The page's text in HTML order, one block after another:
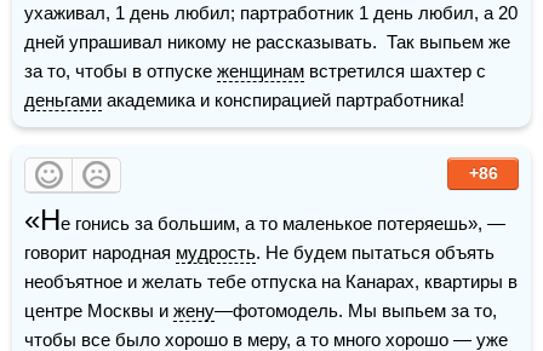
ухаживал, 1 день любил; партработник 1 день любил, а 20
дней упрашивал никому не рассказывать.  Так выпьем же
за то, чтобы в отпуске женщинам
деньгами академика и конспирацией партработника!
+86
«Не гонись за большим, а то маленькое потеряешь», —
говорит народная мудрость. Не будем пытаться объять
необъятное и желать тебе отпуска на Канарах, квартиры в
центре Москвы и жену—фотомодель. Мы выпьем за то,
чтобы все было хорошо в меру, а то много хорошо — уже